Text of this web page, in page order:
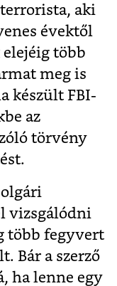
aki
évektől
elejéig több
meg is
készült FBI-
az
törvény
vizsgálódni
több fegyvert
Bár a szerző
ha lenne egy